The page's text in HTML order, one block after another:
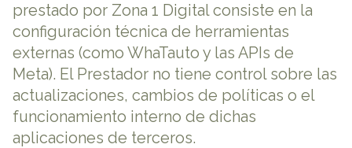
prestado por Zona 1 Digital consiste en la
configuración técnica de herramientas
externas (como WhaTauto y las APIs de
Meta). El Prestador no tiene control sobre las
actualizaciones, cambios de políticas o el
funcionamiento interno de dichas
aplicaciones de terceros.